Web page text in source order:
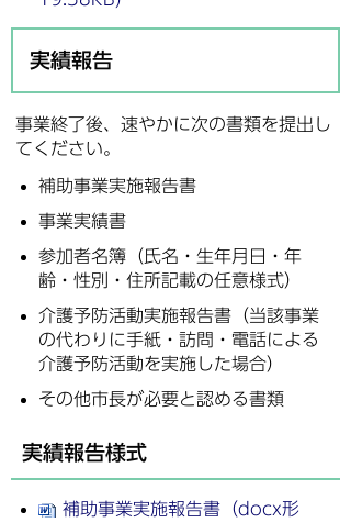
実績報告
事業終了後、速やかに次の書類を提出し
てください。
補助事業実施報告書
事業実績書
参加者名簿（氏名・生年月日・年
齢・性別・住所記載の任意様式）
介護予防活動実施報告書（当該事業
の代わりに手紙・訪問・電話による
介護予防活動を実施した場合）
その他市長が必要と認める書類
実績報告様式
補助事業実施報告書（docx形